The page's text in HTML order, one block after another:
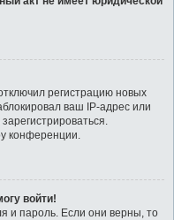
регистрацию новых
ваш IP-адрес или
конференции.
войти!
и пароль. Если они верны, то